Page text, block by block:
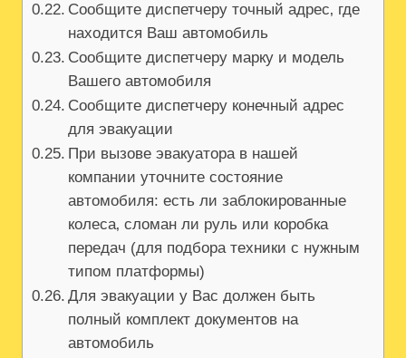
Сообщите диспетчеру точный адрес‚ где
находится Ваш автомобиль
Сообщите диспетчеру марку и модель
Вашего автомобиля
Сообщите диспетчеру конечный адрес
для эвакуации
При вызове эвакуатора в нашей
компании уточните состояние
автомобиля: есть ли заблокированные
колеса‚ сломан ли руль или коробка
передач (для подбора техники с нужным
типом платформы)
Для эвакуации у Вас должен быть
полный комплект документов на
автомобиль